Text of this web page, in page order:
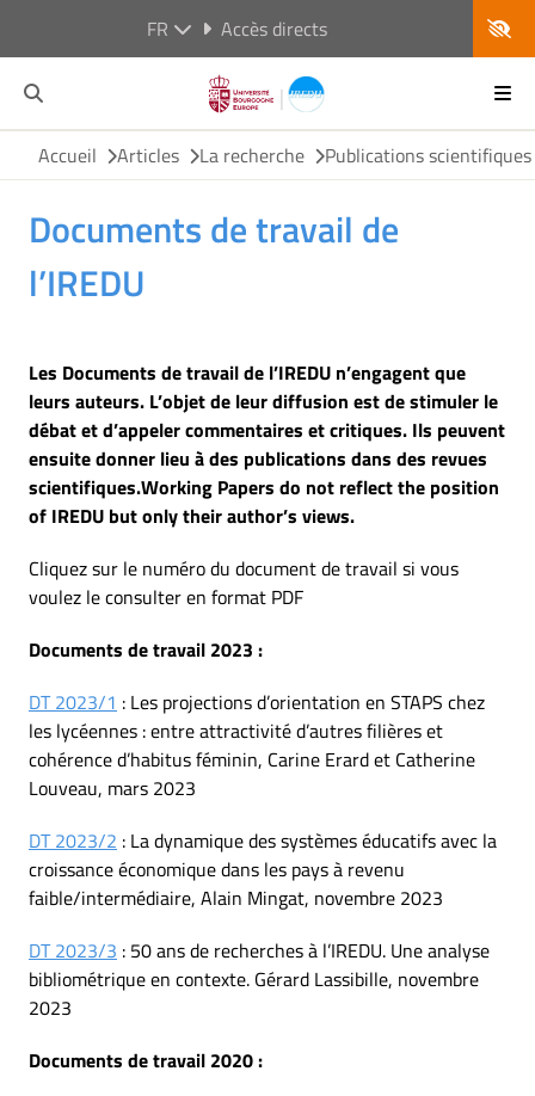
FR Accès directs
Accueil Articles La recherche Publications scientifiques
Documents de travail de
l’IREDU
Les Documents de travail de l’IREDU n’engagent que
leurs auteurs. L’objet de leur diffusion est de stimuler le
débat et d’appeler commentaires et critiques. Ils peuvent
ensuite donner lieu à des publications dans des revues
scientifiques.Working Papers do not reflect the position
of IREDU but only their author’s views.
Cliquez sur le numéro du document de travail si vous
voulez le consulter en format PDF
Documents de travail 2023 :
DT 2023/1 : Les projections d’orientation en STAPS chez
les lycéennes : entre attractivité d’autres filières et
cohérence d’habitus féminin, Carine Erard et Catherine
Louveau, mars 2023
DT 2023/2 : La dynamique des systèmes éducatifs avec la
croissance économique dans les pays à revenu
faible/intermédiaire, Alain Mingat, novembre 2023
DT 2023/3 : 50 ans de recherches à l’IREDU. Une analyse
bibliométrique en contexte. Gérard Lassibille, novembre
2023
Documents de travail 2020 :